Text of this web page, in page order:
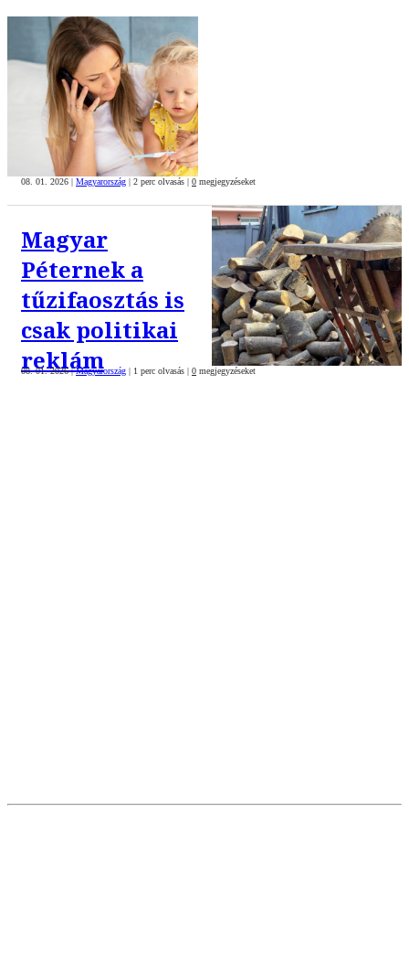
08. 01. 2026 Magyarország 2 perc olvasás 0 megjegyzéseket
Magyar
Péternek a
tűzifaosztás is
csak politikai
reklám
08. 01. 2026| Magyarország 1 perc olvasás 0 megjegyzéseket